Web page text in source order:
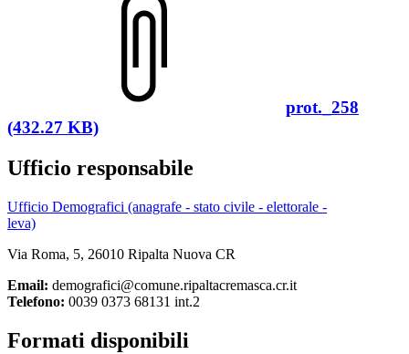
prot._258
(432.27 KB)
Ufficio responsabile
Ufficio Demografici (anagrafe - stato civile - elettorale -
leva)
Via Roma, 5, 26010 Ripalta Nuova CR
Email: demografici@comune.ripaltacremasca.cr.it
Telefono: 0039 0373 68131 int.2
Formati disponibili